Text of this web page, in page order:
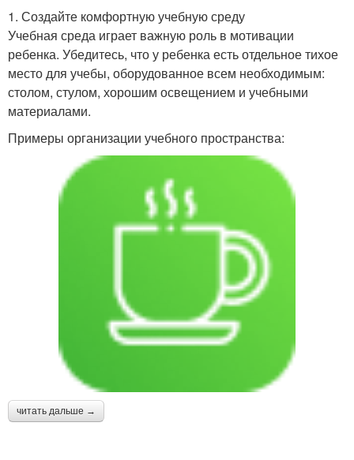
1. Создайте комфортную учебную среду
Учебная среда играет важную роль в мотивации
ребенка. Убедитесь, что у ребенка есть отдельное тихое
место для учебы, оборудованное всем необходимым:
столом, стулом, хорошим освещением и учебными
материалами.
Примеры организации учебного пространства:
читать дальше →